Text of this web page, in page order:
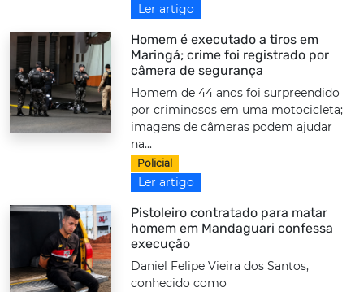
Ler artigo
Homem é executado a tiros em
Maringá; crime foi registrado por
câmera de segurança
Homem de 44 anos foi surpreendido
por criminosos em uma motocicleta;
imagens de câmeras podem ajudar
na...
Policial
Ler artigo
Pistoleiro contratado para matar
homem em Mandaguari confessa
execução
Daniel Felipe Vieira dos Santos,
conhecido como